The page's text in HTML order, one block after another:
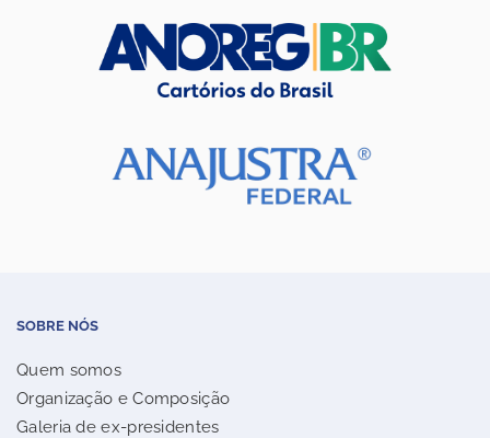
SOBRE NÓS
Quem somos
Organização e Composição
Galeria de ex-presidentes